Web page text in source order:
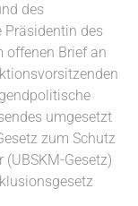
des
des
offenen Brief an
umgesetzt
zum Schutz
Gesetz)